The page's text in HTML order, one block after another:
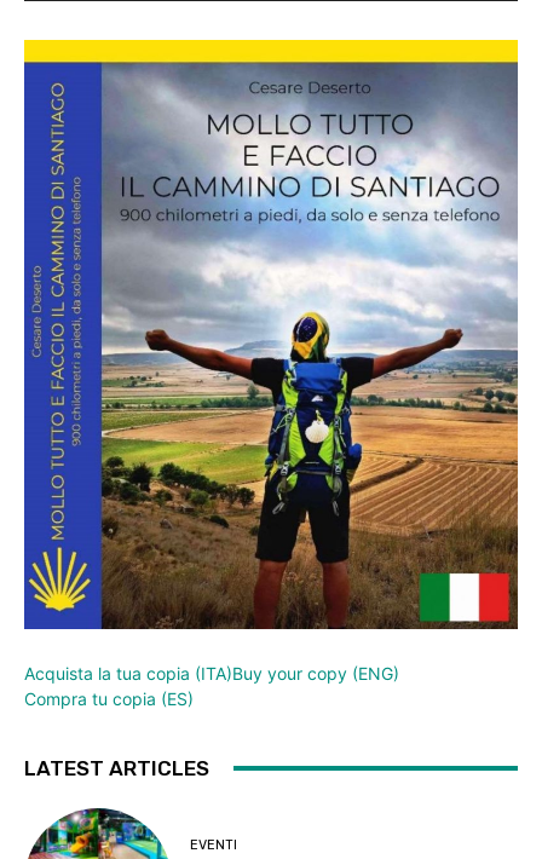
Acquista la tua copia (ITA)Buy your copy (ENG)
Compra tu copia (ES)
LATEST ARTICLES
EVENTI